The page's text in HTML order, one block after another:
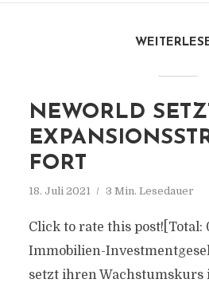
NEWORLD
FORT
18. Juli 2021 3 Min. Lesedauer
Click to rate this post![Total:
Immobilien-
setzt ihren Wachstumskurs